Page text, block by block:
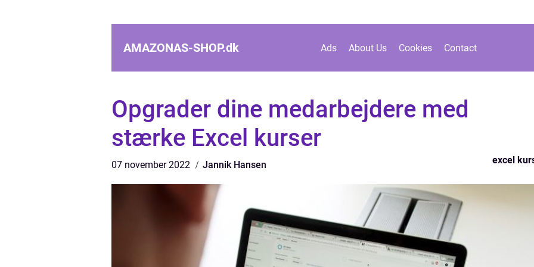
AMAZONAS-SHOP.dk Ads About Us Cookies Contact
Opgrader dine medarbejdere med
stærke Excel kurser
07 november 2022 Jannik Hansen excel